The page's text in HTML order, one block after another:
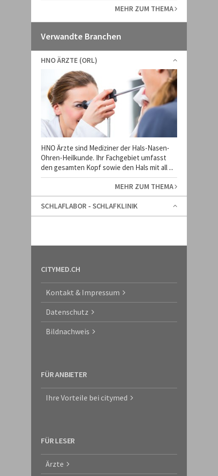
MEHR ZUM THEMA
Verwandte Branchen
HNO ÄRZTE (ORL)
HNO Ärzte sind Mediziner der Hals-Nasen-
Ohren-Heilkunde. Ihr Fachgebiet umfasst
den gesamten Kopf sowie den Hals mit all ...
MEHR ZUM THEMA
SCHLAFLABOR - SCHLAFKLINIK
CITYMED.CH
Kontakt & Impressum
Datenschutz
Bildnachweis
FÜR ANBIETER
Ihre Vorteile bei citymed
FÜR LESER
Ärzte